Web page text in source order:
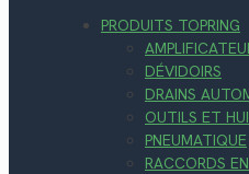
PRODUITS TOPRING
DÉVIDOIRS
DRAINS
OUTILS ET
PNEUMATIQUE
RACCORDS